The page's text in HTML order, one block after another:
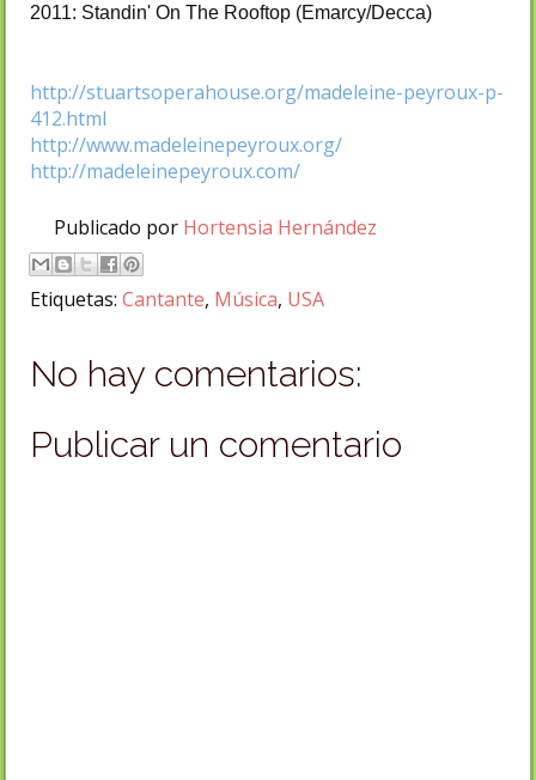
2011: Standin' On The Rooftop (Emarcy/Decca)
http://stuartsoperahouse.org/madeleine-peyroux-p-
412.html
http://www.madeleinepeyroux.org/
http://madeleinepeyroux.com/
Publicado por Hortensia Hernández
Etiquetas: Cantante, Música, USA
No hay comentarios:
Publicar un comentario